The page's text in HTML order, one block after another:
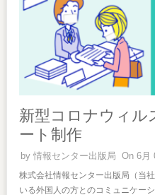
新型コロナウィル
ート制作
by情報センター出版局 On 6月
株式会社情報センター出版局（当
いる外国人の方とのコミュニケー